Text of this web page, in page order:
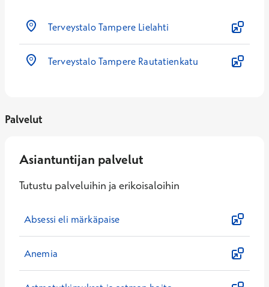
Terveystalo Tampere Lielahti
Terveystalo Tampere Rautatienkatu
Palvelut
Asiantuntijan palvelut
Tutustu palveluihin ja erikoisaloihin
Absessi eli märkäpaise
Anemia